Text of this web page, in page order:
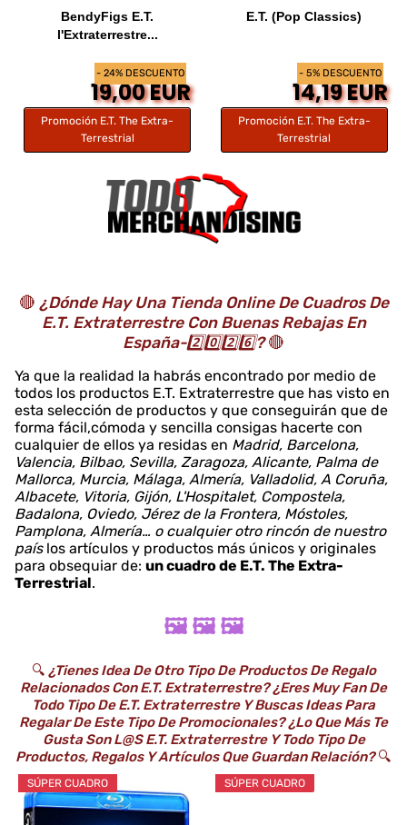
- 24% DESCUENTO
BendyFigs E.T.
l'Extraterrestre...
19,00 EUR
Promoción E.T. The Extra-
Terrestrial
- 5% DESCUENTO
E.T. (Pop Classics)
14,19 EUR
Promoción E.T. The Extra-
Terrestrial
🔴 ¿Dónde Hay Una Tienda Online De Cuadros De
E.T. Extraterrestre Con Buenas Rebajas En
España-2️⃣0️⃣2️⃣6️⃣?🔴
Ya que la realidad la habrás encontrado por medio de
todos los productos E.T. Extraterrestre que has visto en
esta selección de productos y que conseguirán que de
forma fácil,cómoda y sencilla consigas hacerte con
cualquier de ellos ya residas en Madrid, Barcelona,
Valencia, Bilbao, Sevilla, Zaragoza, Alicante, Palma de
Mallorca, Murcia, Málaga, Almería, Valladolid, A Coruña,
Albacete, Vitoria, Gijón, L'Hospitalet, Compostela,
Badalona, Oviedo, Jérez de la Frontera, Móstoles,
Pamplona, Almería… o cualquier otro rincón de nuestro
paíslos artículos y productos más únicos y originales
para obsequiar de: un cuadro de E.T. The Extra-
Terrestrial.
🖼️ 🖼️ 🖼️
🔍 ¿Tienes Idea De Otro Tipo De Productos De Regalo
Relacionados Con E.T. Extraterrestre? ¿Eres Muy Fan De
Todo Tipo De E.T. Extraterrestre Y Buscas Ideas Para
Regalar De Este Tipo De Promocionales? ¿Lo Que Más Te
Gusta Son L@s E.T. Extraterrestre Y Todo Tipo De
Productos, Regalos Y Artículos Que Guardan Relación?🔍
SÚPER CUADRO SÚPER CUADRO